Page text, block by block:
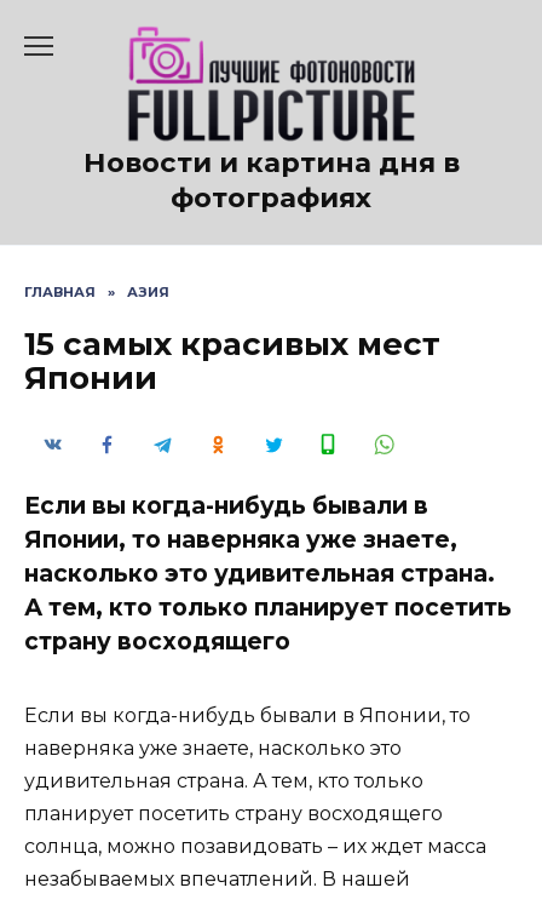
содержанию
Новости и картина дня в
фотографиях
ГЛАВНАЯ » АЗИЯ
15 самых красивых мест
Японии
Если вы когда-нибудь бывали в
Японии, то наверняка уже знаете,
насколько это удивительная страна.
А тем, кто только планирует посетить
страну восходящего
Если вы когда-нибудь бывали в Японии, то
наверняка уже знаете, насколько это
удивительная страна. А тем, кто только
планирует посетить страну восходящего
солнца, можно позавидовать – их ждет масса
незабываемых впечатлений. В нашей